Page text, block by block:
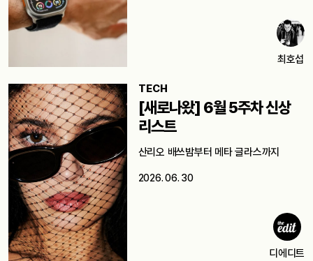
최호섭
TECH
[새로나왔] 6월 5주차 신상
리스트
산리오 배쓰밤부터 메타 글라스까지
2026. 06. 30
디에디트